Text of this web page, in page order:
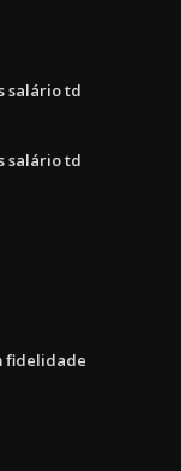
salário td
salário td
fidelidade